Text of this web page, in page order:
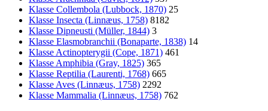
Klasse Collembola (Lubbock, 1870) 25
Klasse Insecta (Linnæus, 1758) 8182
Klasse Dipneusti (Müller, 1844) 3
Klasse Elasmobranchii (Bonaparte, 1838) 14
Klasse Actinopterygii (Cope, 1871) 461
Klasse Amphibia (Gray, 1825) 365
Klasse Reptilia (Laurenti, 1768) 665
Klasse Aves (Linnæus, 1758) 2292
Klasse Mammalia (Linnæus, 1758) 762